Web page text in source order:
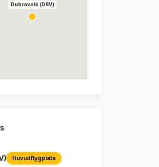
Dubrovnik (DBV)
Huvudflygplats